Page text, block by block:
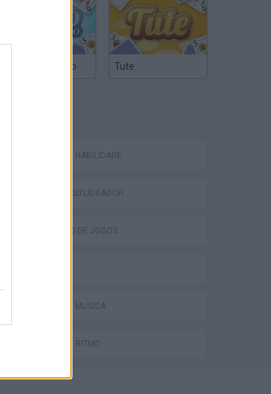
Truco Argentino Tute
JOGOS DE HABILIDADE
JOGOS MULTIJUGADOR
COLEÇÕES DE JOGOS
JOGOS DE MÚSICA
JOGOS DE RITMO